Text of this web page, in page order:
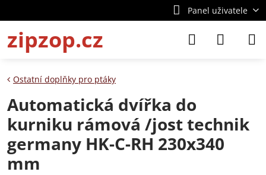
Panel uživatele
zipzop.cz
Ostatní doplňky pro ptáky
Automatická dvířka do
kurniku rámová /jost technik
germany HK-C-RH 230x340
mm